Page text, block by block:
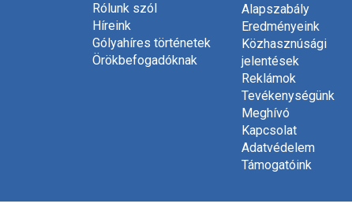
Rólunk szól
Híreink
Gólyahíres történetek
Örökbefogadóknak
Alapszabály
Eredményeink
Közhasznúsági
jelentések
Reklámok
Tevékenységünk
Meghívó
Kapcsolat
Adatvédelem
Támogatóink